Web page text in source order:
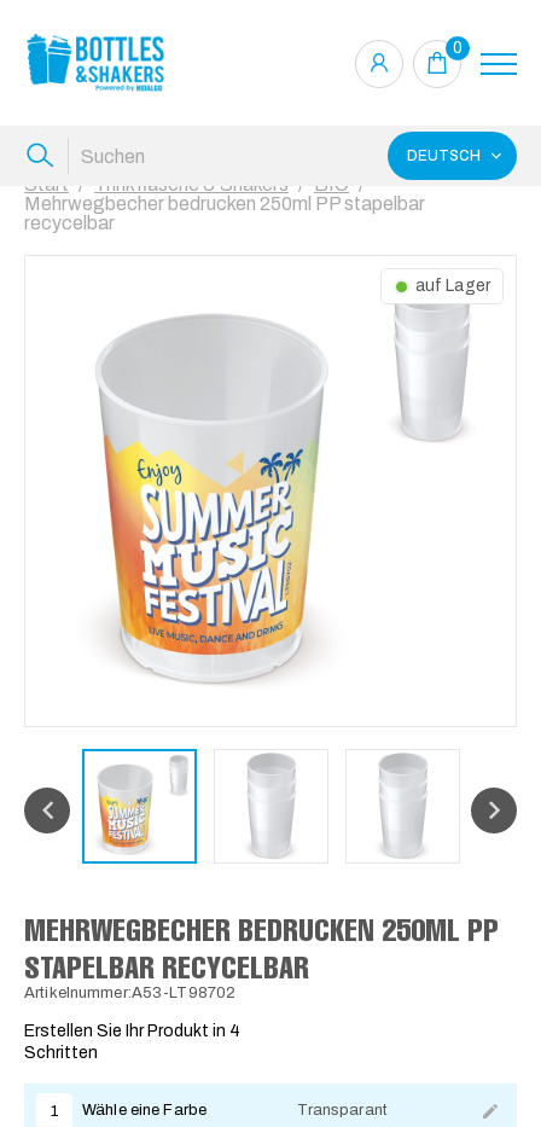
0
DEUTSCH
Start Trinkflasche & Shakers
BIO
Mehrwegbecher bedrucken 250ml PP stapelbar
recycelbar
auf Lager
MEHRWEGBECHER BEDRUCKEN 250ML PP
STAPELBAR RECYCELBAR
Artikelnummer:A53-LT98702
Erstellen Sie Ihr Produkt in 4
Schritten
1 Wähle eine Farbe Transparant